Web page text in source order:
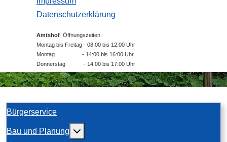
Datenschutzerklärung
Amtshof Öffnungszeiten:
Montag bis Freitag - 08:00 bis 12:00 Uhr
Montag - 14:00 bis 16:00 Uhr
Donnerstag - 14:00 bis 17:00 Uhr
Bürgerservice
Bau und Planung Weitere Informationen: Bau und Planung